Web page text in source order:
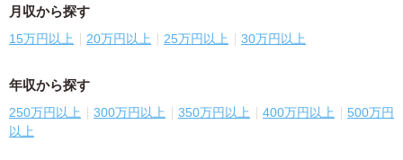
月収から探す
15万円以上 20万円以上 25万円以上 30万円以上
年収から探す
250万円以上 300万円以上 350万円以上 400万円以上
500万円
以上